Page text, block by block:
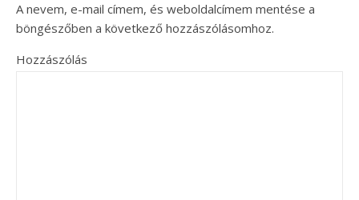
A nevem, e-mail címem, és weboldalcímem mentése a
böngészőben a következő hozzászólásomhoz.
Hozzászólás